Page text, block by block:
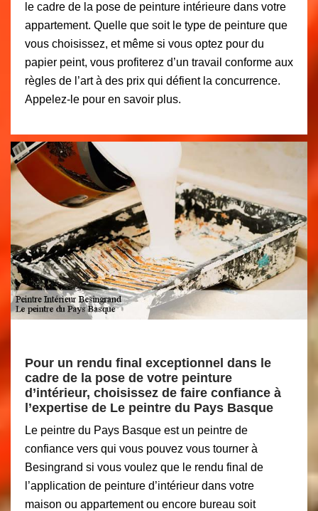
le cadre de la pose de peinture intérieure dans votre
appartement. Quelle que soit le type de peinture que
vous choisissez, et même si vous optez pour du
papier peint, vous profiterez d’un travail conforme aux
règles de l’art à des prix qui défient la concurrence.
Appelez-le pour en savoir plus.
Pour un rendu final exceptionnel dans le
cadre de la pose de votre peinture
d’intérieur, choisissez de faire confiance à
l’expertise de Le peintre du Pays Basque
Le peintre du Pays Basque est un peintre de
confiance vers qui vous pouvez vous tourner à
Besingrand si vous voulez que le rendu final de
l’application de peinture d’intérieur dans votre
maison ou appartement ou encore bureau soit